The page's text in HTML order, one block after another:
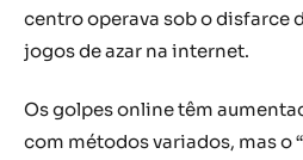
centro operava sob o disfarce
jogos de azar na internet.
Os golpes online têm
com métodos variados, mas o